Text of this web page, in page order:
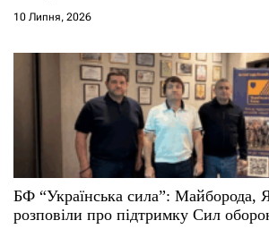
10 Липня, 2026
БФ “Українська сила”: Майборода,
розповіли про підтримку Сил